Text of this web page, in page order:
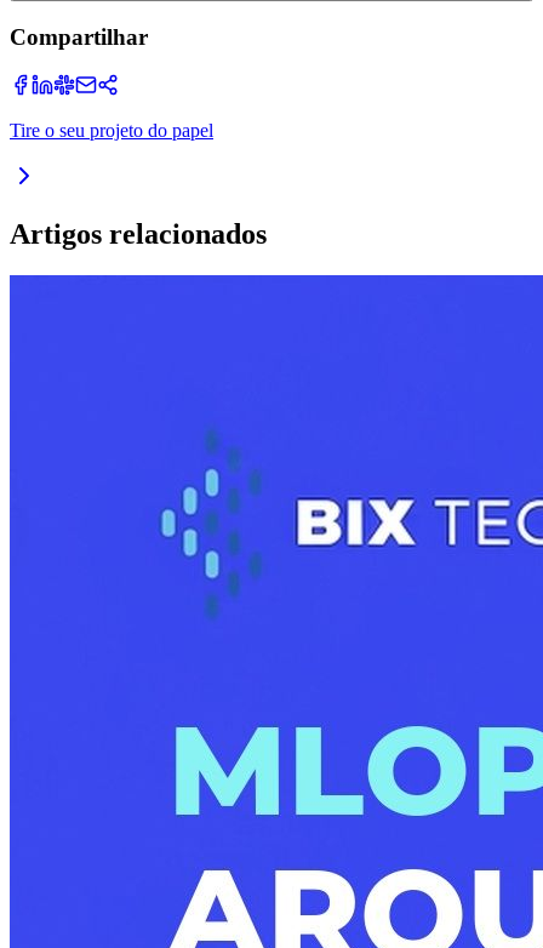
Compartilhar
Tire o seu projeto do papel
Artigos relacionados